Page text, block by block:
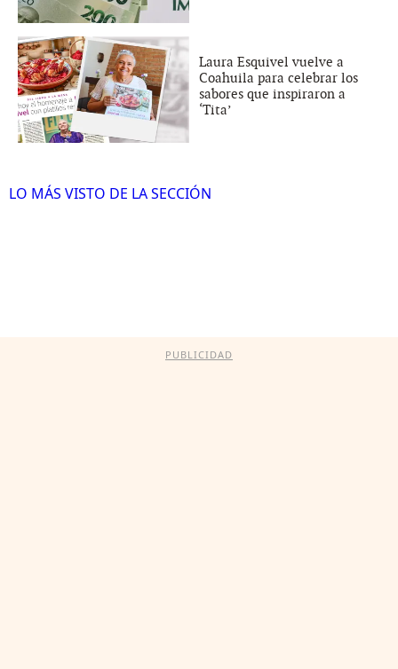
Laura Esquivel vuelve a
Coahuila para celebrar los
sabores que inspiraron a
‘Tita’
LO MÁS VISTO DE LA SECCIÓN
PUBLICIDAD